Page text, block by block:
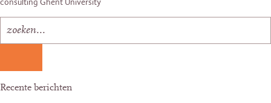
consulting Ghent University
Recente berichten